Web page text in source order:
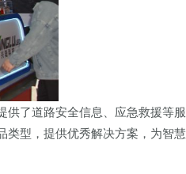
供了道路安全信息、应急救援等服
类型，提供优秀解决方案，为智慧